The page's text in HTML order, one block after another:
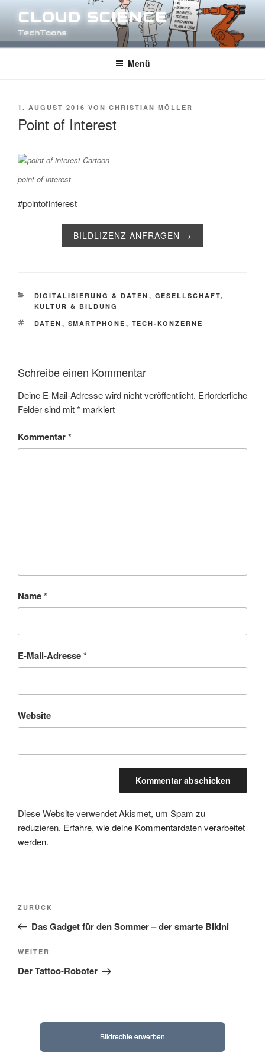
Inhalt
springen
CLOUD SCIENCE
TechToons
Menü
VERÖFFENTLICHT
1. AUGUST 2016 VON CHRISTIAN MÖLLER
Point of Interest
point of interest
#pointofInterest
BILDLIZENZ ANFRAGEN →
KATEGORIEN
DIGITALISIERUNG & DATEN , GESELLSCHAFT,
KULTUR & BILDUNG
SCHLAGWÖRTER
DATEN , SMARTPHONE , TECH-KONZERNE
Schreibe einen Kommentar
Deine E-Mail-Adresse wird nicht veröffentlicht. Erforderliche
Felder sind mit* markiert
Kommentar*
Name*
E-Mail-Adresse*
Website
Diese Website verwendet Akismet, um Spam zu
reduzieren. Erfahre, wie deine Kommentardaten verarbeitet
werden.
Beitragsnavigation
Vorheriger
Beitrag
ZURÜCK
Das Gadget für den Sommer – der smarte Bikini
Nächster
Beitrag
WEITER
Der Tattoo-Roboter
Bildrechte erwerben